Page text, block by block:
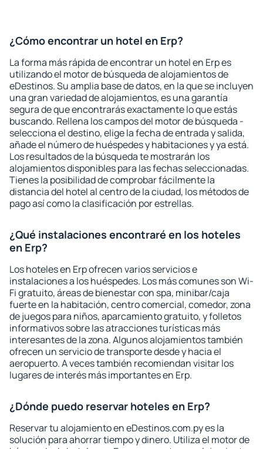
¿Cómo encontrar un hotel en Erp?
La forma más rápida de encontrar un hotel en Erp es
utilizando el motor de búsqueda de alojamientos de
eDestinos. Su amplia base de datos, en la que se incluyen
una gran variedad de alojamientos, es una garantía
segura de que encontrarás exactamente lo que estás
buscando. Rellena los campos del motor de búsqueda -
selecciona el destino, elige la fecha de entrada y salida,
añade el número de huéspedes y habitaciones y ya está.
Los resultados de la búsqueda te mostrarán los
alojamientos disponibles para las fechas seleccionadas.
Tienes la posibilidad de comprobar fácilmente la
distancia del hotel al centro de la ciudad, los métodos de
pago así como la clasificación por estrellas.
¿Qué instalaciones encontraré en los hoteles
en Erp?
Los hoteles en Erp ofrecen varios servicios e
instalaciones a los huéspedes. Los más comunes son Wi-
Fi gratuito, áreas de bienestar con spa, minibar/caja
fuerte en la habitación, centro comercial, comedor, zona
de juegos para niños, aparcamiento gratuito, y folletos
informativos sobre las atracciones turísticas más
interesantes de la zona. Algunos alojamientos también
ofrecen un servicio de transporte desde y hacia el
aeropuerto. A veces también recomiendan visitar los
lugares de interés más importantes en Erp.
¿Dónde puedo reservar hoteles en Erp?
Reservar tu alojamiento en eDestinos.com.py es la
solución para ahorrar tiempo y dinero. Utiliza el motor de